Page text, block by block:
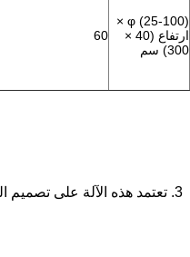
φ (25-100) ×
ارتفاع (40 ×
300) سم
60
3. تعتمد هذه الآلة على تصميم الوحدة النمطية ، ويمكنها الجمع بين طباعة الشاشة والختم الساخن وفقًا لاحتياجات العميل الخاصة.